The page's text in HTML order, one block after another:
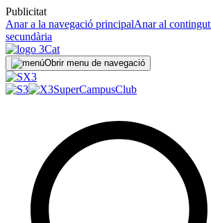
Publicitat
Anar a la navegació principalAnar al contingut
secundària
Obrir menu de navegació
SuperCampusClub